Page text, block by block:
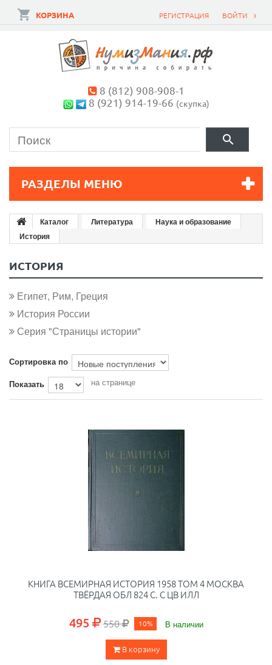
ВОЙТИ
РЕГИСТРАЦИЯ
КОРЗИНА
8 (812) 908-908-1
8 (921) 914-19-66 (скупка)
РАЗДЕЛЫ МЕНЮ
Каталог Литература
Наука и образование
История
ИСТОРИЯ
Египет, Рим, Греция
История России
Серия "Страницы истории"
Сортировка по
Показать
на странице
КНИГА ВСЕМИРНАЯ ИСТОРИЯ 1958 ТОМ 4 МОСКВА
ТВЁРДАЯ ОБЛ 824 С. С ЦВ ИЛЛ
495 550 10% В наличии
В корзину